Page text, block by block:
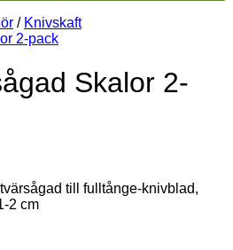
/ Knivskaft
Skalor 2-
till fulltånge-knivblad,
2 cm